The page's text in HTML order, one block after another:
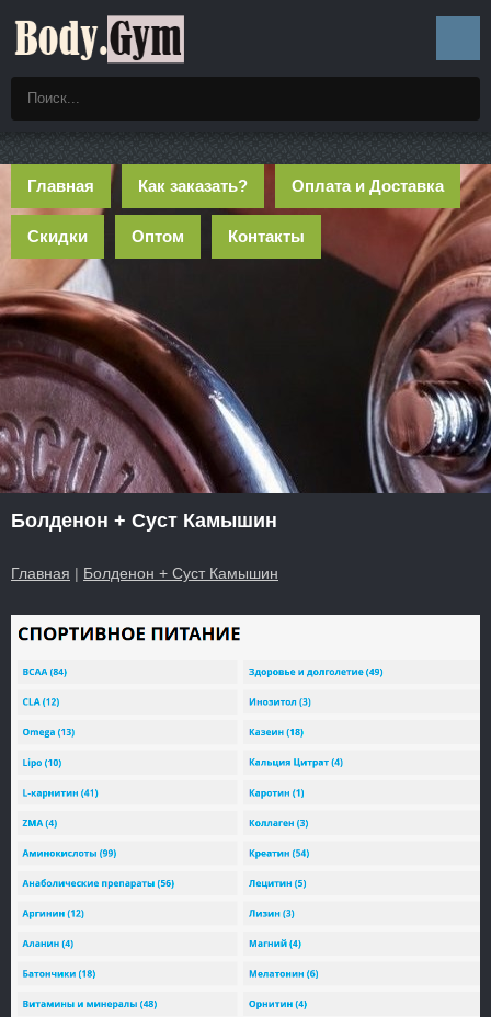
Главная Как заказать? Оплата и Доставка
Скидки Оптом Контакты
Болденон + Суст Камышин
Главная | Болденон + Суст Камышин